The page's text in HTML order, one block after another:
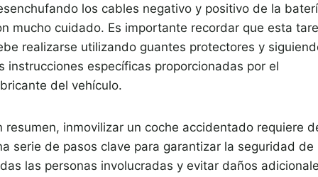
los cables negativo y positivo de la
mucho cuidado. Es importante recordar que esta
realizarse utilizando guantes protectores y
instrucciones específicas proporcionadas por el
del vehículo.
resumen, inmovilizar un coche accidentado requiere
serie de pasos clave para garantizar la seguridad de
las personas involucradas y evitar daños